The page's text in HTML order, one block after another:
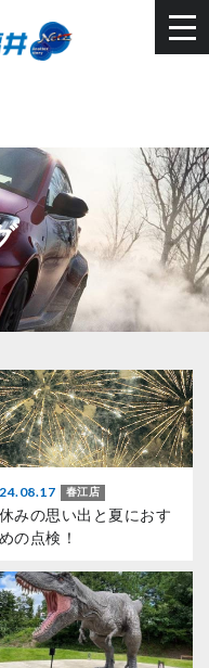
春江店
みの思い出と夏におす
の点検！